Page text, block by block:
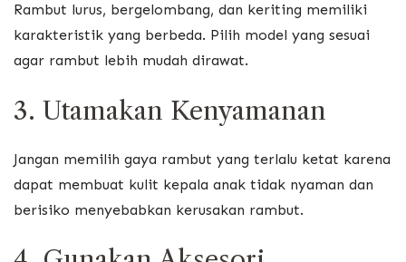
Rambut lurus, bergelombang, dan keriting memiliki
karakteristik yang berbeda. Pilih model yang sesuai
agar rambut lebih mudah dirawat.
3. Utamakan Kenyamanan
Jangan memilih gaya rambut yang terlalu ketat karena
dapat membuat kulit kepala anak tidak nyaman dan
berisiko menyebabkan kerusakan rambut.